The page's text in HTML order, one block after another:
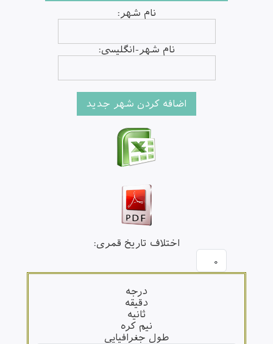
نام شهر:
نام شهر-انگلیسی:
اختلاف تاریخ قمری:
درجه
دقیقه
ثانیه
نیم کره
طول جغرافیایی